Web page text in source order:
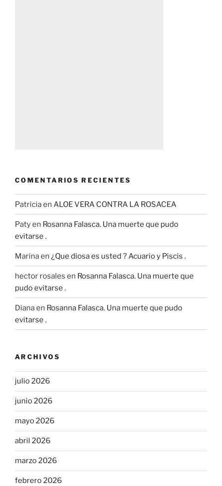
COMENTARIOS RECIENTES
Patriciaen ALOE VERA CONTRA LA ROSACEA
Patyen Rosanna Falasca. Una muerte que pudo
evitarse .
Marinaen ¿Que diosa es usted ? Acuario y Piscis .
hector rosales en Rosanna Falasca. Una muerte que
pudo evitarse .
Dianaen Rosanna Falasca. Una muerte que pudo
evitarse .
ARCHIVOS
julio 2026
junio 2026
mayo 2026
abril 2026
marzo 2026
febrero 2026